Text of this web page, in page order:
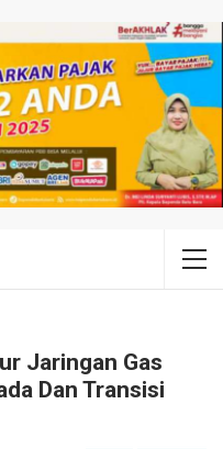
Jaringan Gas
Dan Transisi